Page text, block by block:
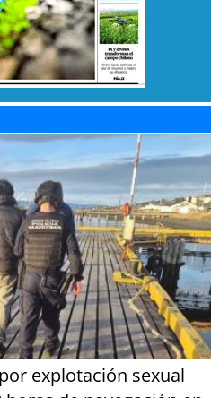
explotación sexual